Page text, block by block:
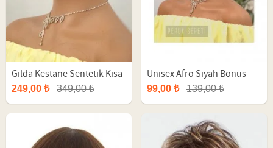
Gilda Kestane Sentetik Kısa
Peruk
249,00 ₺ 349,00 ₺
Unisex Afro Siyah Bonus
Parti Peruk
99,00 ₺ 139,00 ₺